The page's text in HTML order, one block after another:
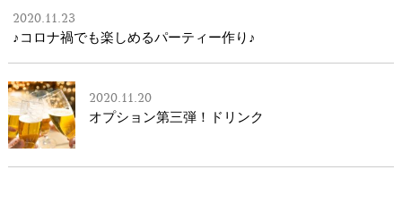
2020.11.23
♪コロナ禍でも楽しめるパーティー作り♪
2020.11.20
オプション第三弾！ドリンク